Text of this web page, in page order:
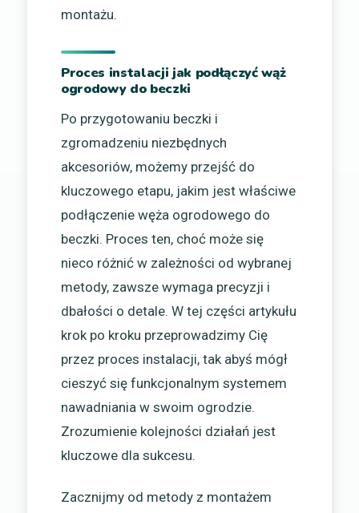
montażu.
Proces instalacji jak podłączyć wąż
ogrodowy do beczki
Po przygotowaniu beczki i
zgromadzeniu niezbędnych
akcesoriów, możemy przejść do
kluczowego etapu, jakim jest właściwe
podłączenie węża ogrodowego do
beczki. Proces ten, choć może się
nieco różnić w zależności od wybranej
metody, zawsze wymaga precyzji i
dbałości o detale. W tej części artykułu
krok po kroku przeprowadzimy Cię
przez proces instalacji, tak abyś mógł
cieszyć się funkcjonalnym systemem
nawadniania w swoim ogrodzie.
Zrozumienie kolejności działań jest
kluczowe dla sukcesu.
Zacznijmy od metody z montażem